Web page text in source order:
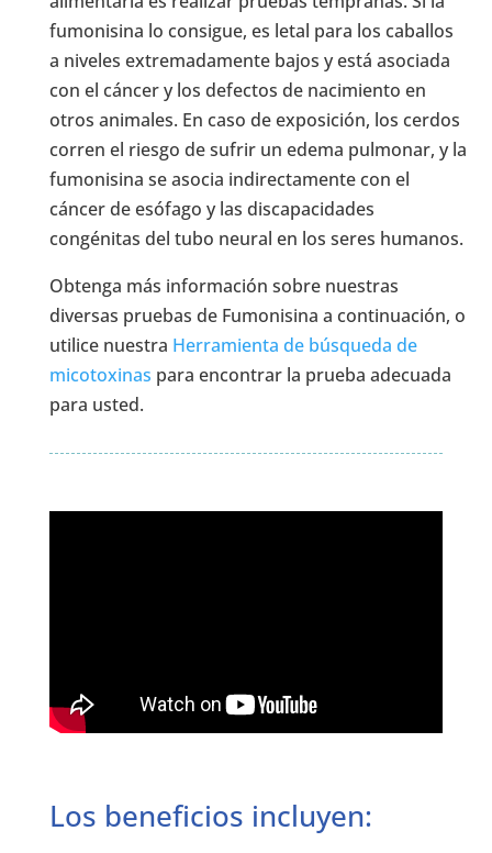
fumonisina lo consigue, es letal para los caballos
a niveles extremadamente bajos y está asociada
con el cáncer y los defectos de nacimiento en
otros animales. En caso de exposición, los cerdos
corren el riesgo de sufrir un edema pulmonar, y la
fumonisina se asocia indirectamente con el
cáncer de esófago y las discapacidades
congénitas del tubo neural en los seres humanos.
Obtenga más información sobre nuestras
diversas pruebas de Fumonisina a continuación, o
utilice nuestra Herramienta de búsqueda de
micotoxinas para encontrar la prueba adecuada
para usted.
Los beneficios incluyen: